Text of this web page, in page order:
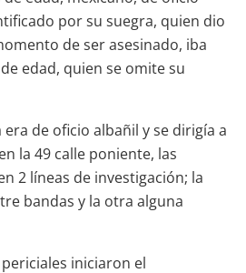
por su suegra, quien dio
de ser asesinado, iba
edad, quien se omite su
de oficio albañil y se dirigía a
la 49 calle poniente, las
2 líneas de investigación; la
bandas y la otra alguna
iniciaron el